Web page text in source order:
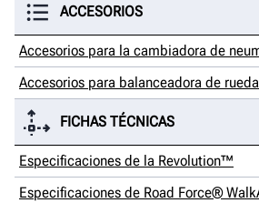
ACCESORIOS
Accesorios para la cambiadora de
Accesorios para balanceadora de
FICHAS TÉCNICAS
Especificaciones de la Revolution™
Especificaciones de Road Force®